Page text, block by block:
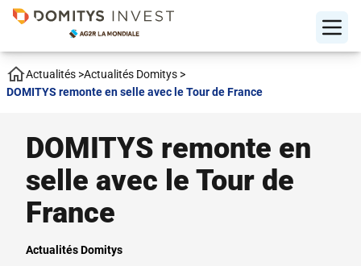
Actualités >Actualités Domitys >
DOMITYS remonte en selle avec le Tour de France
DOMITYS remonte en
selle avec le Tour de
France
Actualités Domitys